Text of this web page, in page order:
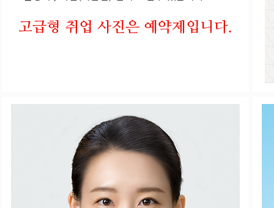
고급형 취업 사진은 예약제입니다.